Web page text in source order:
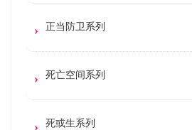
正当防卫系列
死亡空间系列
死或生系列